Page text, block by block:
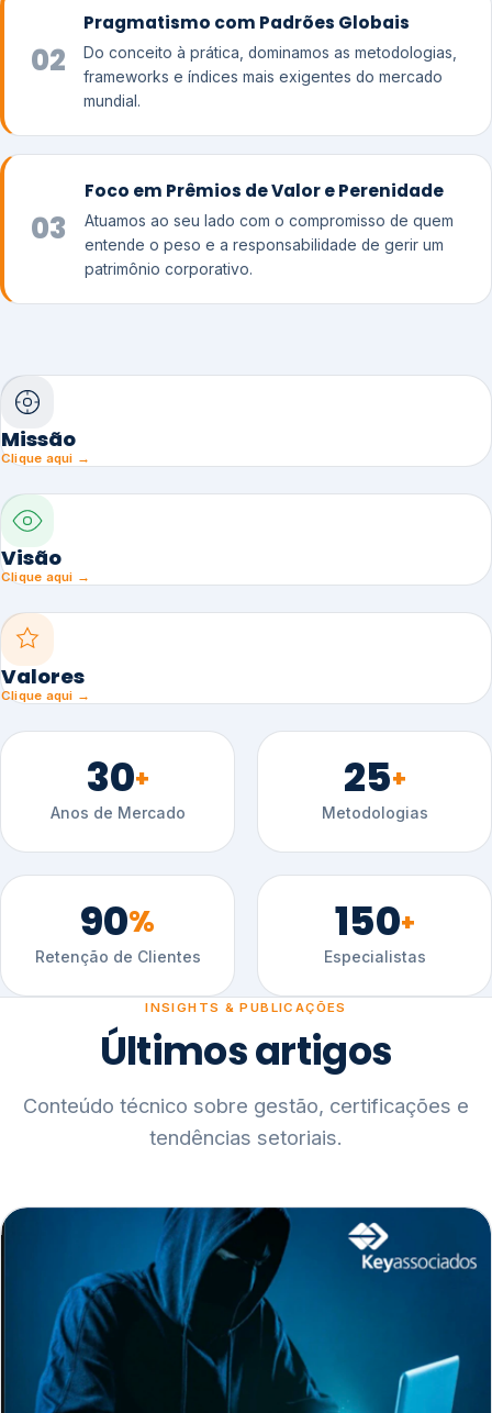
02
Pragmatismo com Padrões Globais
Do conceito à prática, dominamos as metodologias,
frameworks e índices mais exigentes do mercado
mundial.
03
Foco em Prêmios de Valor e Perenidade
Atuamos ao seu lado com o compromisso de quem
entende o peso e a responsabilidade de gerir um
patrimônio corporativo.
Missão
Clique aqui →
Visão
Clique aqui →
Valores
Clique aqui →
30+
Anos de Mercado
25+
Metodologias
90%
Retenção de Clientes
150+
Especialistas
INSIGHTS & PUBLICAÇÕES
Últimos artigos
Conteúdo técnico sobre gestão, certificações e
tendências setoriais.